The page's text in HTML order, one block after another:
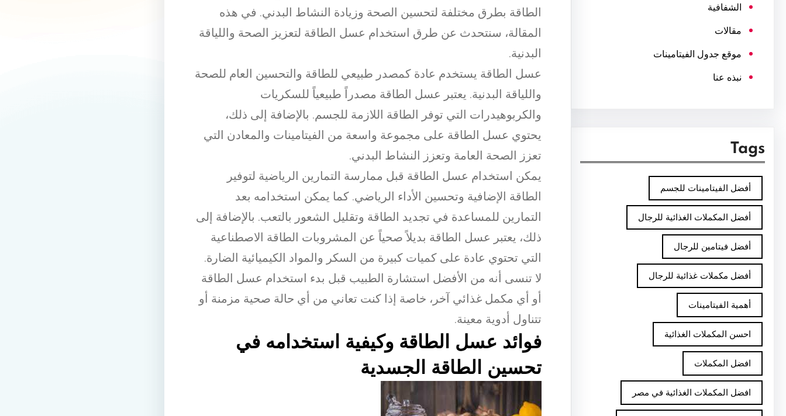
الشفافية
مقالات
موقع جدول الفيتامينات
نبذه عنا
Tags
أفضل الفيتامينات للجسم
أفضل المكملات الغذائية للرجال
أفضل فيتامين للرجال
أفضل مكملات غذائية للرجال
أهمية الفيتامينات
احسن المكملات الغذائية
افضل المكملات
افضل المكملات الغذائية في مصر
الطاقة بطرق مختلفة لتحسين الصحة وزيادة النشاط البدني. في هذه
المقالة، سنتحدث عن طرق استخدام عسل الطاقة لتعزيز الصحة واللياقة
البدنية.
عسل الطاقة يستخدم عادة كمصدر طبيعي للطاقة والتحسين العام للصحة
واللياقة البدنية. يعتبر عسل الطاقة مصدراً طبيعياً للسكريات
والكربوهيدرات التي توفر الطاقة اللازمة للجسم. بالإضافة إلى ذلك،
يحتوي عسل الطاقة على مجموعة واسعة من الفيتامينات والمعادن التي
تعزز الصحة العامة وتعزز النشاط البدني.
يمكن استخدام عسل الطاقة قبل ممارسة التمارين الرياضية لتوفير
الطاقة الإضافية وتحسين الأداء الرياضي. كما يمكن استخدامه بعد
التمارين للمساعدة في تجديد الطاقة وتقليل الشعور بالتعب. بالإضافة إلى
ذلك، يعتبر عسل الطاقة بديلاً صحياً عن المشروبات الطاقة الاصطناعية
التي تحتوي عادة على كميات كبيرة من السكر والمواد الكيميائية الضارة.
لا تنسى أنه من الأفضل استشارة الطبيب قبل بدء استخدام عسل الطاقة
أو أي مكمل غذائي آخر، خاصة إذا كنت تعاني من أي حالة صحية مزمنة أو
تتناول أدوية معينة.
فوائد عسل الطاقة وكيفية استخدامه في
تحسين الطاقة الجسدية